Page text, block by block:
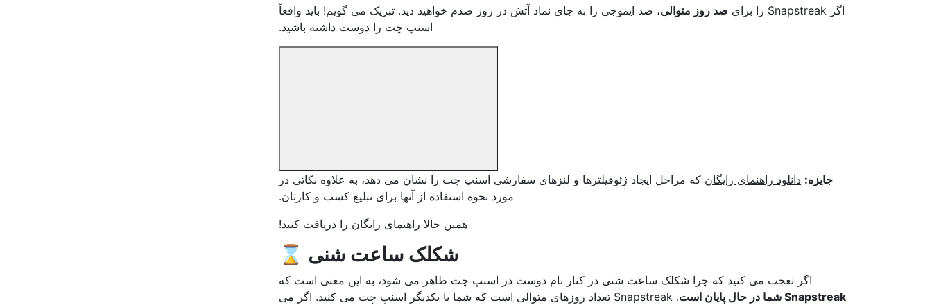
اگر Snapstreak را برای صد روز متوالی، صد ایموجی را به جای نماد آتش در روز صدم خواهید دید. تبریک می گویم! باید واقعاً
اسنپ چت را دوست داشته باشید.
جایزه: دانلود راهنمای رایگان که مراحل ایجاد ژئوفیلترها و لنزهای سفارشی اسنپ چت را نشان می دهد، به علاوه نکاتی در
مورد نحوه استفاده از آنها برای تبلیغ کسب و کارتان.
همین حالا راهنمای رایگان را دریافت کنید!
شکلک ساعت شنی ⌛
اگر تعجب می کنید که چرا شکلک ساعت شنی در کنار نام دوست در اسنپ چت ظاهر می شود، به این معنی است که
Snapstreak شما در حال پایان است
. Snapstreak تعداد روزهای متوالی است که شما با یکدیگر اسنپ چت می کنید. اگر می